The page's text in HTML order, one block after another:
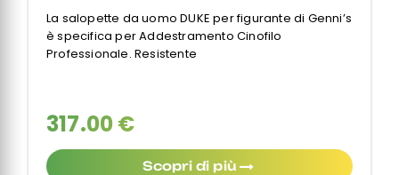
La salopette da uomo DUKE per figurante di Genni’s
è specifica per Addestramento Cinofilo
Professionale. Resistente
317.00 €
Scopri di più